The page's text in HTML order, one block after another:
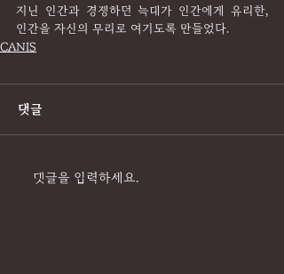
지닌 인간과 경쟁하던 늑대가 인간에게 유리한,
인간을 자신의 무리로 여기도록 만들었다.
CANIS
댓글
댓글을 입력하세요.